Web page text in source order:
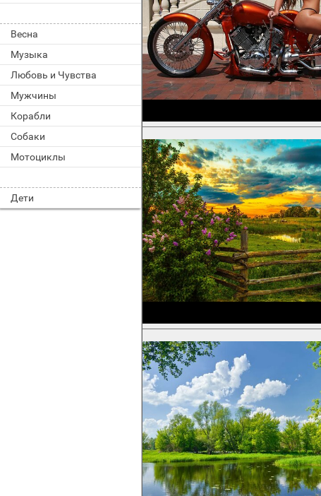
Весна
Музыка
Любовь и Чувства
Мужчины
Корабли
Собаки
Мотоциклы
Дети